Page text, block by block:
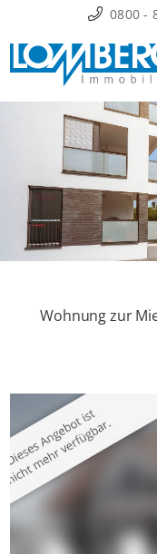
Inhalt
springen
0800 -
Wohnung zur